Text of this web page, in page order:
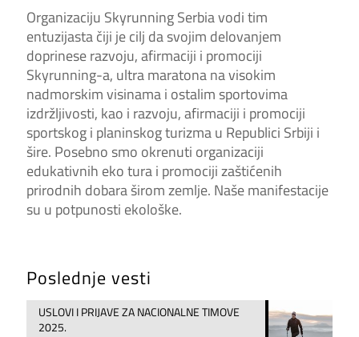
Organizaciju Skyrunning Serbia vodi tim
entuzijasta čiji je cilj da svojim delovanjem
doprinese razvoju, afirmaciji i promociji
Skyrunning-a, ultra maratona na visokim
nadmorskim visinama i ostalim sportovima
izdržljivosti, kao i razvoju, afirmaciji i promociji
sportskog i planinskog turizma u Republici Srbiji i
šire. Posebno smo okrenuti organizaciji
edukativnih eko tura i promociji zaštićenih
prirodnih dobara širom zemlje. Naše manifestacije
su u potpunosti ekološke.
Poslednje vesti
USLOVI I PRIJAVE ZA NACIONALNE TIMOVE
2025.